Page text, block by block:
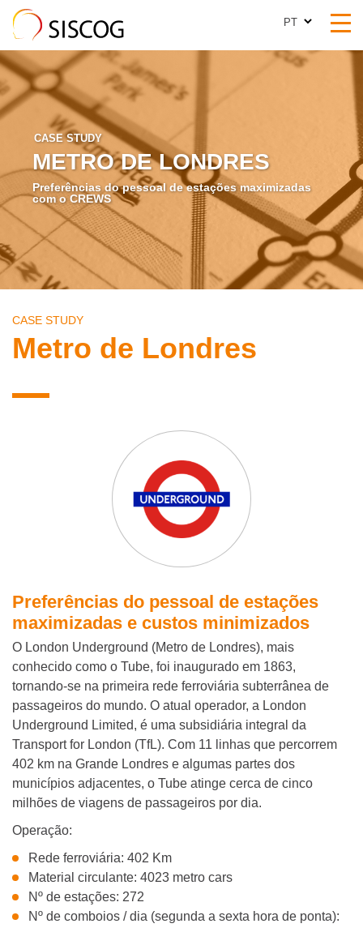
PT
CASE STUDY
METRO DE LONDRES
Preferências do pessoal de estações maximizadas
com o CREWS
CASE STUDY
Metro de Londres
Preferências do pessoal de estações
maximizadas e custos minimizados
O London Underground (Metro de Londres), mais
conhecido como o Tube, foi inaugurado em 1863,
tornando-se na primeira rede ferroviária subterrânea de
passageiros do mundo. O atual operador, a London
Underground Limited, é uma subsidiária integral da
Transport for London (TfL). Com 11 linhas que percorrem
402 km na Grande Londres e algumas partes dos
municípios adjacentes, o Tube atinge cerca de cinco
milhões de viagens de passageiros por dia.
Operação:
Rede ferroviária: 402 Km
Material circulante: 4023 metro cars
Nº de estações: 272
Nº de comboios / dia (segunda a sexta hora de ponta):